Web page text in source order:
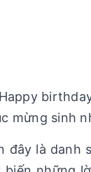
mừng sinh
đây là danh